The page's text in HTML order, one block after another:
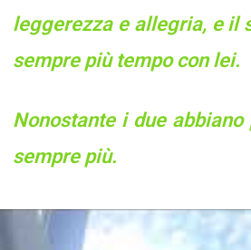
leggerezza e allegria, e il
sempre più tempo con lei.
Nonostante i due
sempre più.